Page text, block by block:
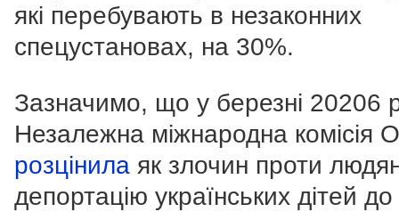
які перебувають в незаконних
спецустановах, на 30%.
Зазначимо, що у березні 20206
Незалежна міжнародна комісія
розцінила як злочин проти
депортацію українських дітей до